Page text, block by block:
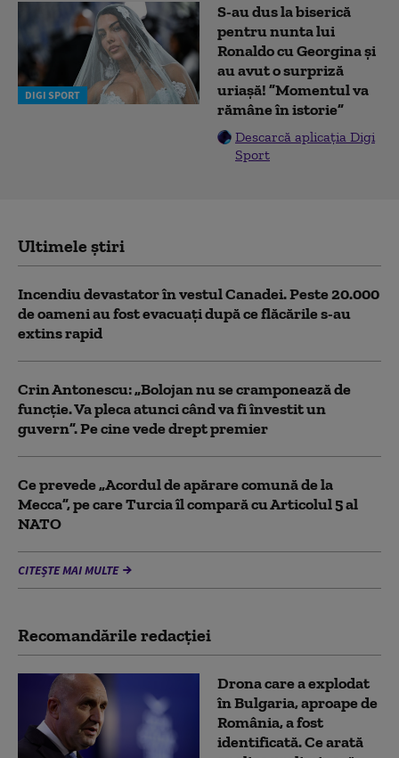
DIGI SPORT
S-au dus la biserică
pentru nunta lui
Ronaldo cu Georgina și
au avut o surpriză
uriașă! ”Momentul va
rămâne în istorie”
Descarcă aplicația Digi
Sport
Ultimele știri
Incendiu devastator în vestul Canadei. Peste 20.000
de oameni au fost evacuați după ce flăcările s-au
extins rapid
Crin Antonescu: „Bolojan nu se cramponează de
funcție. Va pleca atunci când va fi învestit un
guvern”. Pe cine vede drept premier
Ce prevede „Acordul de apărare comună de la
Mecca”, pe care Turcia îl compară cu Articolul 5 al
NATO
CITEȘTE MAI MULTE
Recomandările redacţiei
Drona care a explodat
în Bulgaria, aproape de
România, a fost
identificată. Ce arată